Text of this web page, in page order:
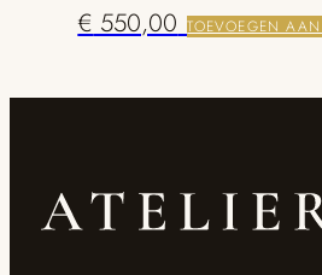
€ 550,00 TOEVOEGEN